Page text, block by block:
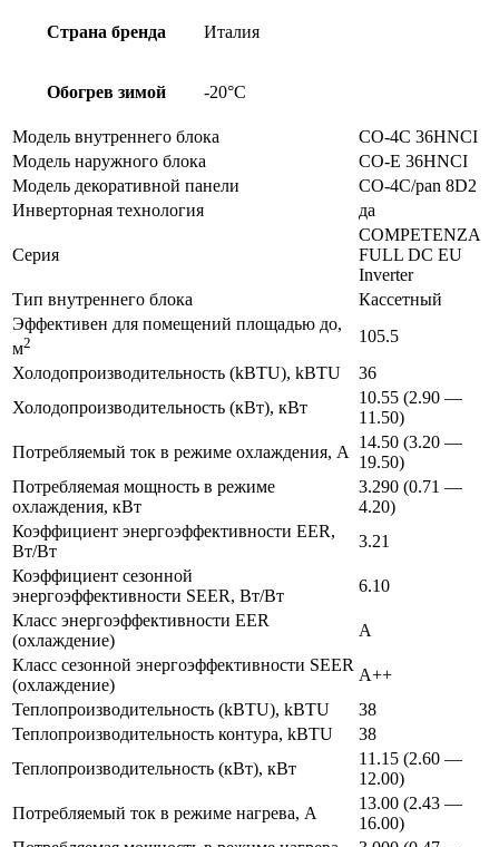
Страна бренда Италия
Обогрев зимой -20°С
Модель внутреннего блока
CO-4C 36HNCI
Модель наружного блока
CO-E 36HNCI
Модель декоративной панели
CO-4C/pan 8D2
Инверторная технология
да
Серия
COMPETENZA
FULL DC EU
Inverter
Тип внутреннего блока
Кассетный
Эффективен для помещений площадью до,
м2
105.5
Холодопроизводительность (kBTU), kBTU
36
Холодопроизводительность (кВт), кВт
10.55 (2.90 —
11.50)
Потребляемый ток в режиме охлаждения, А
14.50 (3.20 —
19.50)
Потребляемая мощность в режиме
охлаждения, кВт
3.290 (0.71 —
4.20)
Коэффициент энергоэффективности EER,
Вт/Вт
3.21
Коэффициент сезонной
энергоэффективности SEER, Вт/Вт
6.10
Класс энергоэффективности EER
(охлаждение)
A
Класс сезонной энергоэффективности SEER
(охлаждение)
A++
Теплопроизводительность (kBTU), kBTU
38
Теплопроизводительность контура, kBTU
38
Теплопроизводительность (кВт), кВт
11.15 (2.60 —
12.00)
Потребляемый ток в режиме нагрева, А
13.00 (2.43 —
16.00)